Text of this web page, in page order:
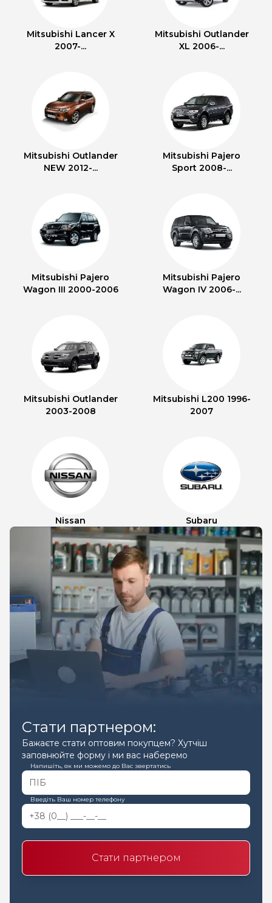
Mitsubishi Lancer X
2007-...
Mitsubishi Outlander
XL 2006-...
Mitsubishi Outlander
NEW 2012-...
Mitsubishi Pajero
Sport 2008-...
Mitsubishi Pajero
Wagon III 2000-2006
Mitsubishi Pajero
Wagon IV 2006-...
Mitsubishi Outlander
2003-2008
Mitsubishi L200 1996-
2007
Nissan Subaru
Стати партнером:
Бажаєте стати оптовим покупцем? Хутчіш
заповнюйте форму і ми вас наберемо
Напишіть, як ми можемо до Вас звертатись
Введіть Ваш номер телефону
Стати партнером